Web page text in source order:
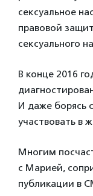
сексуальное
правовой
сексуального
В конце 2016
И даже борясь
участвовать в
Многим
с Марией,
публикации в